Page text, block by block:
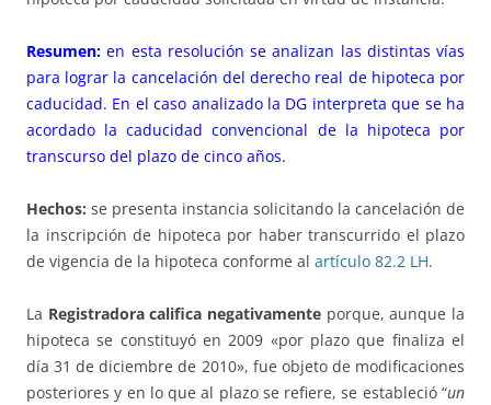
Resumen:en esta resolución se analizan las distintas vías
para lograr la cancelación del derecho real de hipoteca por
caducidad. En el caso analizado la DG interpreta que se ha
acordado la caducidad convencional de la hipoteca por
transcurso del plazo de cinco años.
Hechos: se presenta instancia solicitando la cancelación de
la inscripción de hipoteca por haber transcurrido el plazo
de vigencia de la hipoteca conforme al artículo 82.2 LH.
La Registradora califica negativamente porque, aunque la
hipoteca se constituyó en 2009 «por plazo que finaliza el
día 31 de diciembre de 2010», fue objeto de modificaciones
posteriores y en lo que al plazo se refiere, se estableció “un